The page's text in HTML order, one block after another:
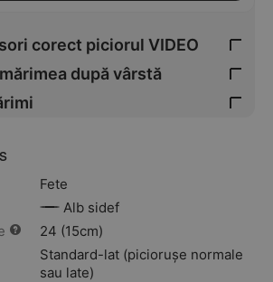
corect piciorul VIDEO
după vârstă
Fete
Alb sidef
24 (15cm)
Standard-lat (piciorușe normale
sau late)